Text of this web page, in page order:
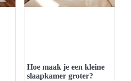
Hoe maak je een kleine
slaapkamer groter?